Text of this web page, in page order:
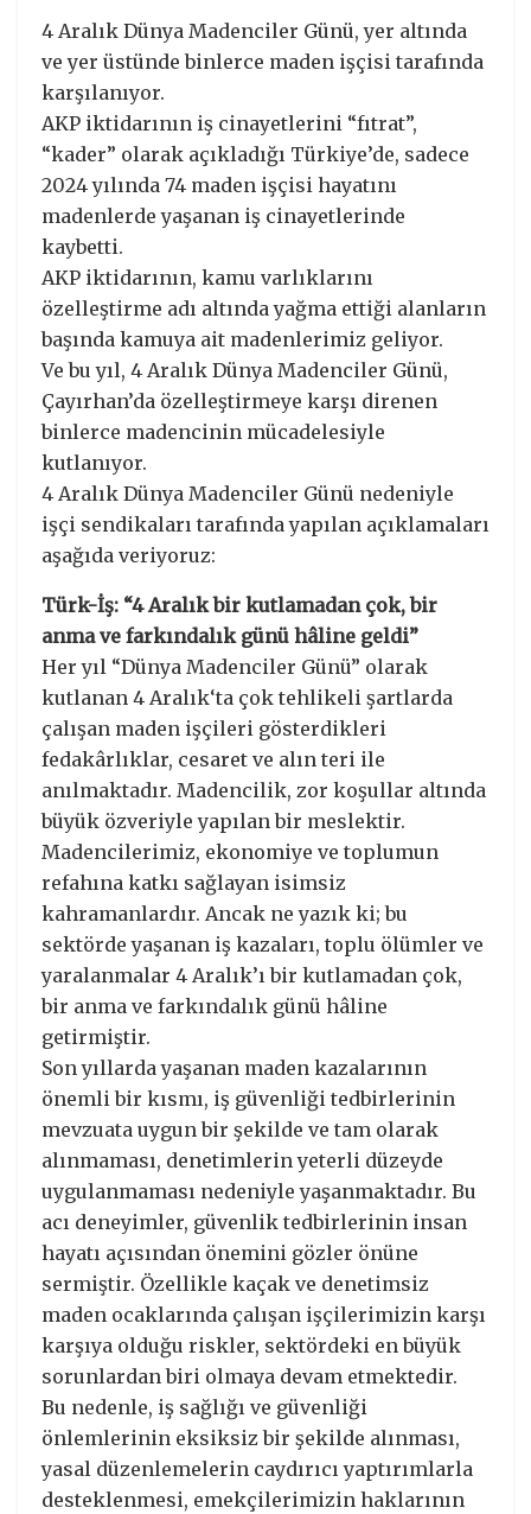
4 Aralık Dünya Madenciler Günü, yer altında
ve yer üstünde binlerce maden işçisi tarafında
karşılanıyor.
AKP iktidarının iş cinayetlerini “fıtrat”,
“kader” olarak açıkladığı Türkiye’de, sadece
2024 yılında 74 maden işçisi hayatını
madenlerde yaşanan iş cinayetlerinde
kaybetti.
AKP iktidarının, kamu varlıklarını
özelleştirme adı altında yağma ettiği alanların
başında kamuya ait madenlerimiz geliyor.
Ve bu yıl, 4 Aralık Dünya Madenciler Günü,
Çayırhan’da özelleştirmeye karşı direnen
binlerce madencinin mücadelesiyle
kutlanıyor.
4 Aralık Dünya Madenciler Günü nedeniyle
işçi sendikaları tarafında yapılan açıklamaları
aşağıda veriyoruz:
Türk-İş: “4 Aralık bir kutlamadan çok, bir
anma ve farkındalık günü hâline geldi”
Her yıl “Dünya Madenciler Günü” olarak
kutlanan 4 Aralık‘ta çok tehlikeli şartlarda
çalışan maden işçileri gösterdikleri
fedakârlıklar, cesaret ve alın teri ile
anılmaktadır. Madencilik, zor koşullar altında
büyük özveriyle yapılan bir meslektir.
Madencilerimiz, ekonomiye ve toplumun
refahına katkı sağlayan isimsiz
kahramanlardır. Ancak ne yazık ki; bu
sektörde yaşanan iş kazaları, toplu ölümler ve
yaralanmalar 4 Aralık’ı bir kutlamadan çok,
bir anma ve farkındalık günü hâline
getirmiştir.
Son yıllarda yaşanan maden kazalarının
önemli bir kısmı, iş güvenliği tedbirlerinin
mevzuata uygun bir şekilde ve tam olarak
alınmaması, denetimlerin yeterli düzeyde
uygulanmaması nedeniyle yaşanmaktadır. Bu
acı deneyimler, güvenlik tedbirlerinin insan
hayatı açısından önemini gözler önüne
sermiştir. Özellikle kaçak ve denetimsiz
maden ocaklarında çalışan işçilerimizin karşı
karşıya olduğu riskler, sektördeki en büyük
sorunlardan biri olmaya devam etmektedir.
Bu nedenle, iş sağlığı ve güvenliği
önlemlerinin eksiksiz bir şekilde alınması,
yasal düzenlemelerin caydırıcı yaptırımlarla
desteklenmesi, emekçilerimizin haklarının